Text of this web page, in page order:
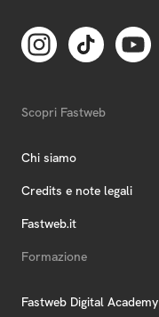
Scopri Fastweb
Chi siamo
Credits e note legali
Fastweb.it
Formazione
Fastweb Digital Academy